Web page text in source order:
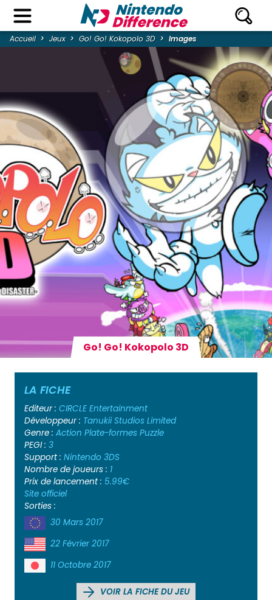
Accueil Jeux Go! Go! Kokopolo 3D Images
Go! Go! Kokopolo 3D
LA FICHE
Editeur : CIRCLE Entertainment
Développeur : Tanukii Studios Limited
Genre : Action Plate-formes Puzzle
PEGI : 3
Support : Nintendo 3DS
Nombre de joueurs : 1
Prix de lancement : 5.99€
Site officiel
Sorties :
30 Mars 2017
22 Février 2017
11 Octobre 2017
VOIR LA FICHE DU JEU